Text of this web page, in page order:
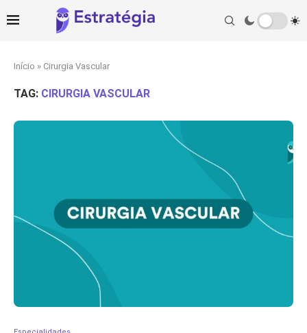
Início » Cirurgia Vascular
TAG: CIRURGIA VASCULAR